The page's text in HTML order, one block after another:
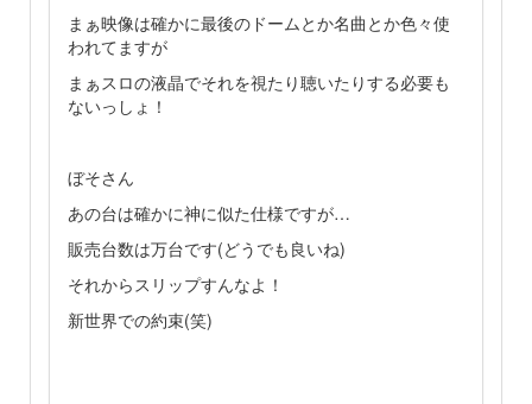
まぁ映像は確かに最後のドームとか名曲とか色々使
われてますが
まぁスロの液晶でそれを視たり聴いたりする必要も
ないっしょ！
ぼそさん
あの台は確かに神に似た仕様ですが…
販売台数は万台です(どうでも良いね)
それからスリップすんなよ！
新世界での約束(笑)